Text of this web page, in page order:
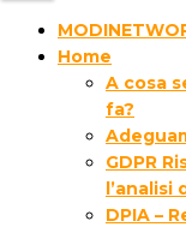
Home
A cosa
fa?
GDPR
l’analisi
DPIA –